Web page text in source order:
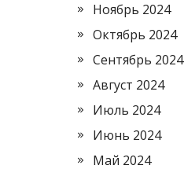
Ноябрь 2024
Октябрь 2024
Сентябрь 2024
Август 2024
Июль 2024
Июнь 2024
Май 2024